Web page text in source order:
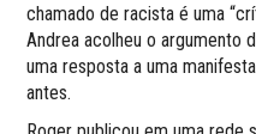
chamado de racista é uma
Andrea acolheu o argumento
uma resposta a uma
antes.